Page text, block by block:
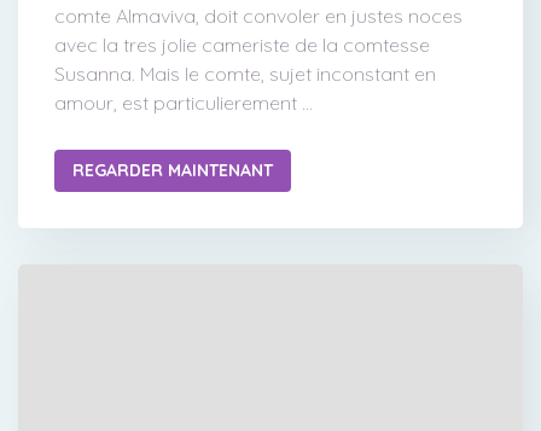
comte Almaviva, doit convoler en justes noces
avec la tres jolie cameriste de la comtesse
Susanna. Mais le comte, sujet inconstant en
amour, est particulierement ...
REGARDER MAINTENANT